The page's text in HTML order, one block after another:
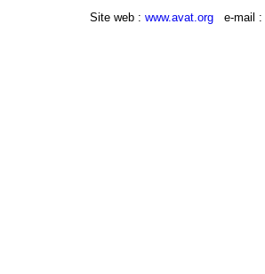
Site web : www.avat.orge-mail :